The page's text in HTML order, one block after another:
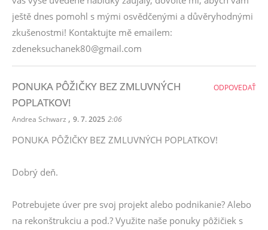
ještě dnes pomohl s mými osvědčenými a důvěryhodnými
zkušenostmi! Kontaktujte mě emailem:
zdeneksuchanek80@gmail.com
PONUKA PÔŽIČKY BEZ ZMLUVNÝCH
POPLATKOV!
Andrea Schwarz , 9. 7. 2025 2:06
PONUKA PÔŽIČKY BEZ ZMLUVNÝCH POPLATKOV!
Dobrý deň.
Potrebujete úver pre svoj projekt alebo podnikanie? Alebo
na rekonštrukciu a pod.? Využite naše ponuky pôžičiek s
ODPOVEDAŤ